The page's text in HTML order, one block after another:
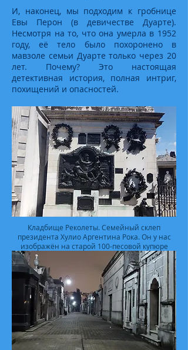
И, наконец, мы подходим к гробнице
Евы Перон (в девичестве Дуарте).
Несмотря на то, что она умерла в 1952
году, её тело было похоронено в
мавзоле семьи Дуарте только через 20
лет. Почему? Это настоящая
детективная история, полная интриг,
похищений и опасностей.
Кладбище Реколеты. Семейный склеп
президента Хулио Аргентина Рока. Он у нас
изображён на старой 100-песовой купюре